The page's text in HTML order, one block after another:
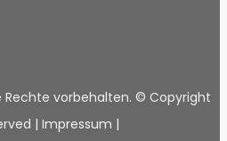
vorbehalten. © Copyright
| Impressum |